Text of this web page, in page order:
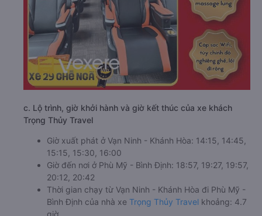
c. Lộ trình, giờ khởi hành và giờ kết thúc của xe khách
Trọng Thủy Travel
Giờ xuất phát ở Vạn Ninh - Khánh Hòa: 14:15, 14:45,
15:15, 15:30, 16:00
Giờ đến nơi ở Phù Mỹ - Bình Định: 18:57, 19:27, 19:57,
20:12, 20:42
Thời gian chạy từ Vạn Ninh - Khánh Hòa đi Phù Mỹ -
Bình Định của nhà xe Trọng Thủy Travel khoảng: 4.7
giờ